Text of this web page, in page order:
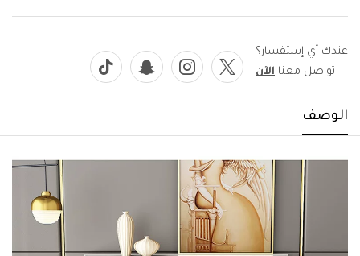
عندك أي إستفسار؟
تواصل معنا الآن
الوصف